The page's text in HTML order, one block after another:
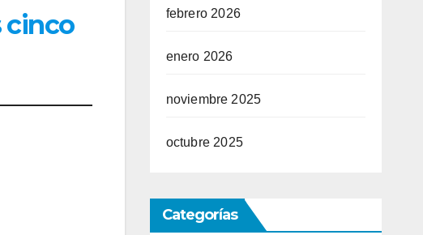
cinco
febrero 2026
enero 2026
noviembre 2025
octubre 2025
Categorías